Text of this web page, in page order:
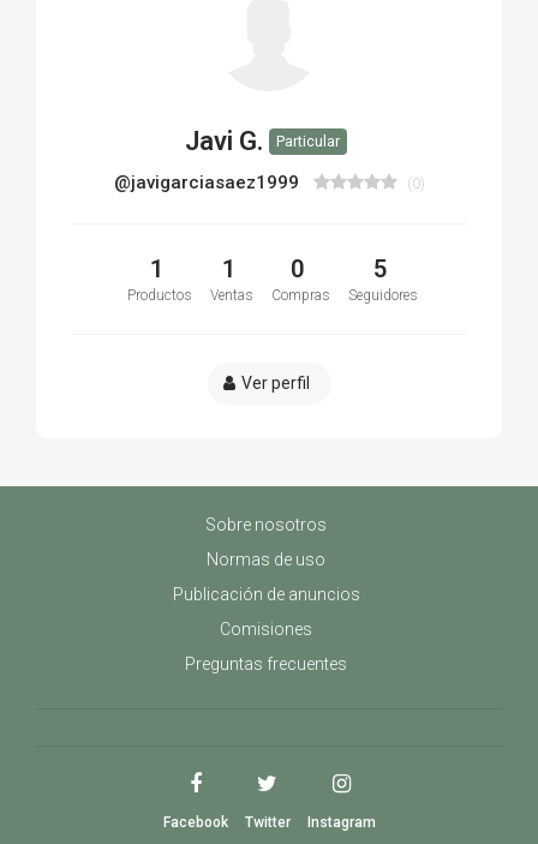
Javi G. Particular
@javigarciasaez1999 (0)
1
Productos
1
Ventas
0
Compras
5
Seguidores
Ver perfil
Sobre nosotros
Normas de uso
Publicación de anuncios
Comisiones
Preguntas frecuentes
Facebook Twitter Instagram